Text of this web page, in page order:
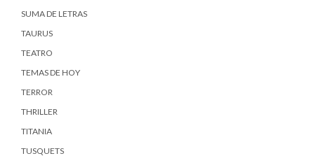
SUMA DE LETRAS
TAURUS
TEATRO
TEMAS DE HOY
TERROR
THRILLER
TITANIA
TUSQUETS